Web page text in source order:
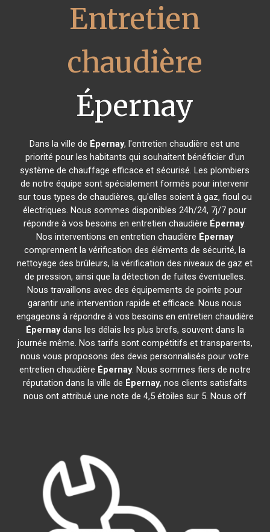
Entretien
chaudière
Épernay
Dans la ville de Épernay, l'entretien chaudière est une
priorité pour les habitants qui souhaitent bénéficier d'un
système de chauffage efficace et sécurisé. Les plombiers
de notre équipe sont spécialement formés pour intervenir
sur tous types de chaudières, qu'elles soient à gaz, fioul ou
électriques. Nous sommes disponibles 24h/24, 7j/7 pour
répondre à vos besoins en entretien chaudière Épernay.
Nos interventions en entretien chaudière Épernay
comprennent la vérification des éléments de sécurité, la
nettoyage des brûleurs, la vérification des niveaux de gaz et
de pression, ainsi que la détection de fuites éventuelles.
Nous travaillons avec des équipements de pointe pour
garantir une intervention rapide et efficace. Nous nous
engageons à répondre à vos besoins en entretien chaudière
Épernaydans les délais les plus brefs, souvent dans la
journée même. Nos tarifs sont compétitifs et transparents,
nous vous proposons des devis personnalisés pour votre
entretien chaudière Épernay. Nous sommes fiers de notre
réputation dans la ville de Épernay, nos clients satisfaits
nous ont attribué une note de 4,5 étoiles sur 5. Nous off